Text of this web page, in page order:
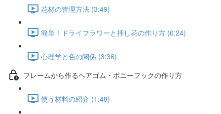
花材の管理方法 (3:49)
簡単！ドライフラワーと押し花の作り方 (6:24)
心理学と色の関係 (3:36)
フレームから作るヘアゴム・ポニーフックの作り方
使う材料の紹介 (1:48)